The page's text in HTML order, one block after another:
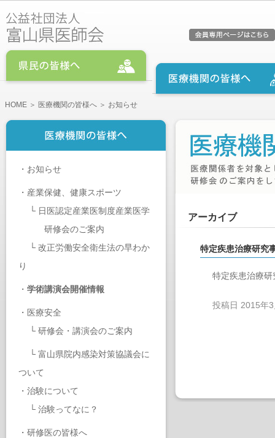
HOME ＞ 医療機関の皆様へ ＞ お知らせ
・ お知らせ
・ 産業保健、健康スポーツ
└ 日医認定産業医制度産業医学
研修会のご案内
└ 改正労働安全衛生法の早わか
り
・ 学術講演会開催情報
・ 医療安全
└ 研修会・講演会のご案内
└ 富山県院内感染対策協議会に
ついて
・ 治験について
└ 治験ってなに？
・ 研修医の皆様へ
アーカイブ
特定疾患治療研究
特定疾患治療
投稿日 2015年